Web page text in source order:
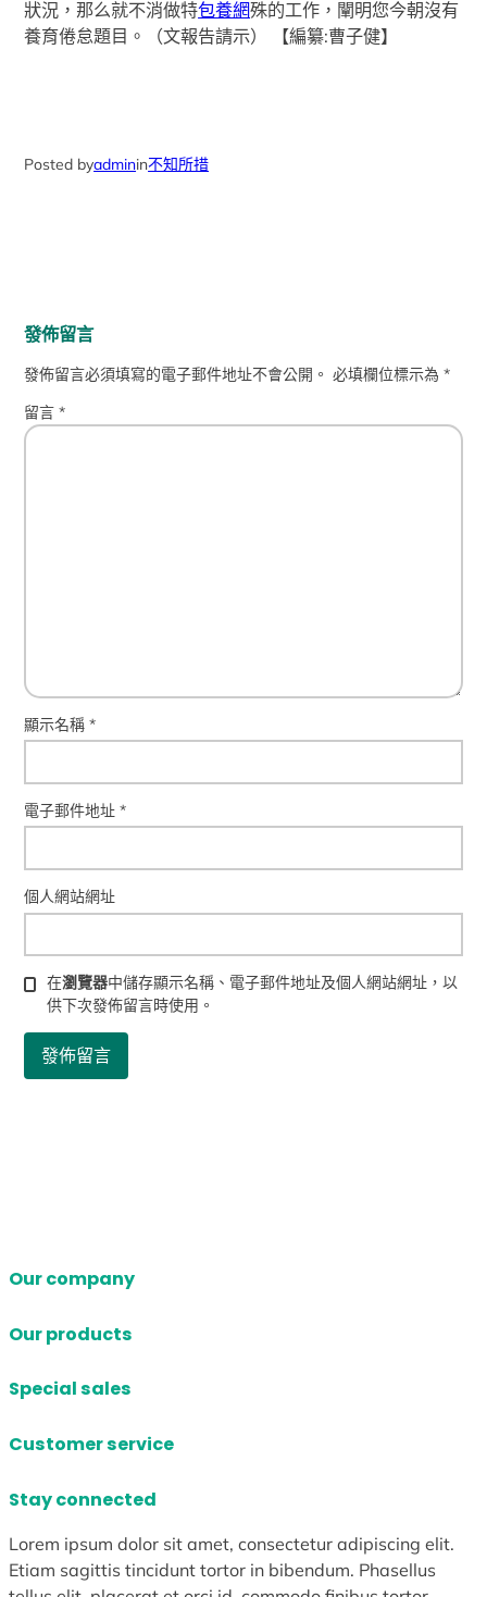
狀況，那么就不消做特包養網殊的工作，闡明您今朝沒有
養育倦怠題目。（文報告請示）
【編纂:曹子健】
Posted byadminin不知所措
發佈留言
發佈留言必須填寫的電子郵件地址不會公開。 必填欄位標示為*
留言*
顯示名稱*
電子郵件地址*
個人網站網址
在瀏覽器中儲存顯示名稱、電子郵件地址及個人網站網址，以
供下次發佈留言時使用。
Our company
Our products
Special sales
Customer service
Stay connected
Lorem ipsum dolor sit amet, consectetur adipiscing elit.
Etiam sagittis tincidunt tortor in bibendum. Phasellus